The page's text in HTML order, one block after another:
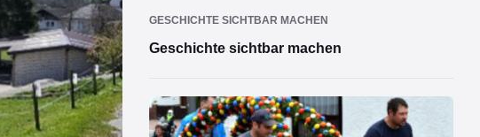
GESCHICHTE SICHTBAR MACHEN
Geschichte sichtbar machen